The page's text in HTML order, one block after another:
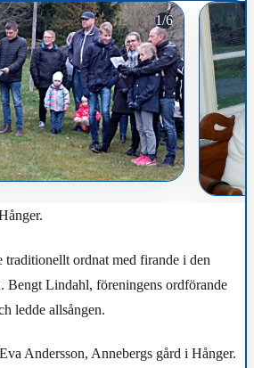
1/6
traditionellt ordnat med firande i den
Bengt Lindahl, föreningens ordförande
ledde allsången.
Andersson, Annebergs gård i Hånger.